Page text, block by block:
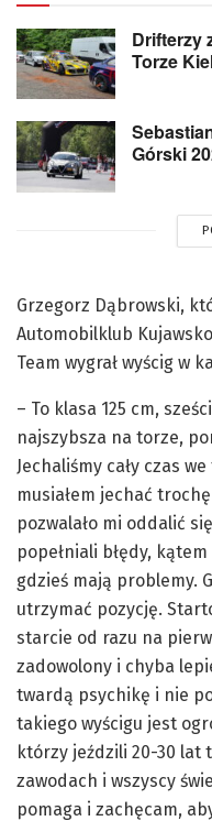
Drifterzy
Torze
Górski
Grzegorz Dąbrowski,
Automobilklub
Team wygrał wyścig w
– To klasa 125 cm,
najszybsza na torze,
Jechaliśmy cały czas
musiałem jechać
pozwalało mi oddalić
popełniali błędy,
gdzieś mają problemy.
utrzymać pozycję.
starcie od razu na
zadowolony i chyba
twardą psychikę i nie
takiego wyścigu jest
którzy jeździli 20-30 lat
zawodach i wszyscy
pomaga i zachęcam,